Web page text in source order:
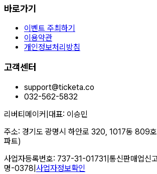
바로가기
이벤트 주최하기
이용약관
개인정보처리방침
고객센터
support@ticketa.co
032-562-5832
리버티메이커 대표: 이승민
주소: 경기도 광명시 하안로 320, 1017동 809
파트)
사업자등록번호: 737-31-01731 통신판매업신
명-0378 사업자정보확인